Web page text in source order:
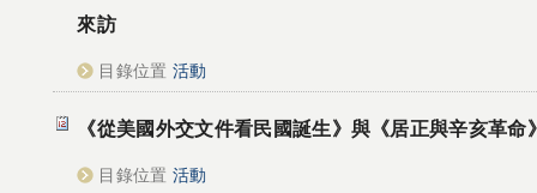
來訪
目錄位置 活動
《從美國外交文件看民國誕生》與《居正與辛亥革命
目錄位置 活動